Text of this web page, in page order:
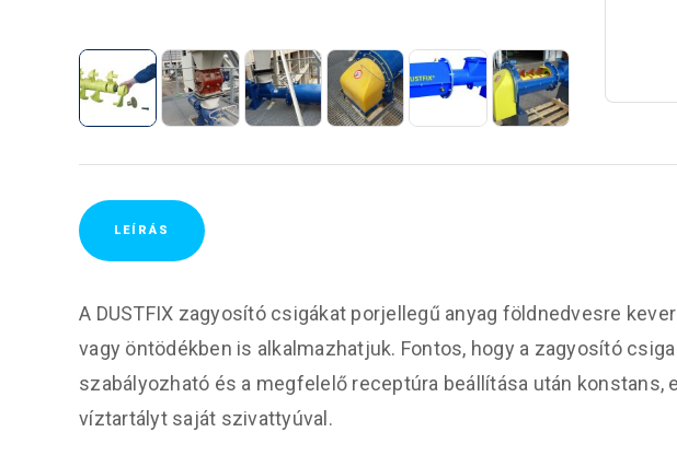
LEÍRÁS
A DUSTFIX zagyosító csigákat porjellegű anyag földnedvesre
vagy öntödékben is alkalmazhatjuk. Fontos, hogy a zagyosító
szabályozható és a megfelelő receptúra beállítása után konstans,
víztartályt saját szivattyúval.